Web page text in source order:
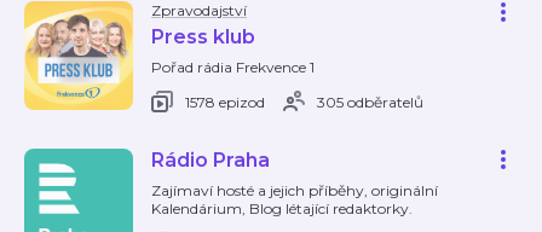
Zpravodajství
Press klub
Pořad rádia Frekvence 1
1578 epizod
305 odběratelů
Rádio Praha
Zajímaví hosté a jejich příběhy, originální
Kalendárium, Blog létající redaktorky.